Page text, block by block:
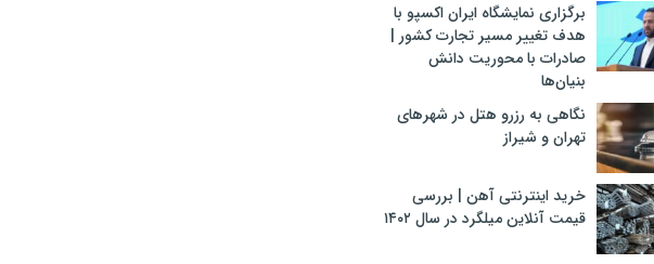
برگزاری نمایشگاه ایران اکسپو با
هدف تغییر مسیر تجارت کشور |
صادرات با محوریت دانش
بنیان‌ها
نگاهی به رزرو هتل در شهرهای
تهران و شیراز
خرید اینترنتی آهن | بررسی
قیمت آنلاین میلگرد در سال ۱۴۰۲